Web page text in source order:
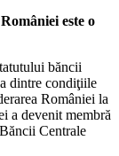
este o
băncii
dintre condiţiile
României la
a devenit membră
Centrale